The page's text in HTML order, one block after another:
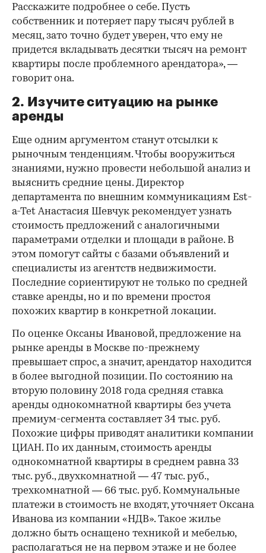
Расскажите подробнее о себе. Пусть
собственник и потеряет пару тысяч рублей в
месяц, зато точно будет уверен, что ему не
придется вкладывать десятки тысяч на ремонт
квартиры после проблемного арендатора», —
говорит она.
2. Изучите ситуацию на рынке
аренды
Еще одним аргументом станут отсылки к
рыночным тенденциям. Чтобы вооружиться
знаниями, нужно провести небольшой анализ и
выяснить средние цены. Директор
департамента по внешним коммуникациям Est-
a-Tet Анастасия Шевчук рекомендует узнать
стоимость предложений с аналогичными
параметрами отделки и площади в районе. В
этом помогут сайты с базами объявлений и
специалисты из агентств недвижимости.
Последние сориентируют не только по средней
ставке аренды, но и по времени простоя
похожих квартир в конкретной локации.
По оценке Оксаны Ивановой, предложение на
рынке аренды в Москве по-прежнему
превышает спрос, а значит, арендатор находится
в более выгодной позиции. По состоянию на
вторую половину 2018 года средняя ставка
аренды однокомнатной квартиры без учета
премиум-сегмента составляет 34 тыс. руб.
Похожие цифры приводят аналитики компании
ЦИАН. По их данным, стоимость аренды
однокомнатной квартиры в среднем равна 33
тыс. руб., двухкомнатной — 47 тыс. руб.,
трехкомнатной — 66 тыс. руб. Коммунальные
платежи в стоимость не входят, уточняет Оксана
Иванова из компании «НДВ». Такое жилье
должно быть оснащено техникой и мебелью,
располагаться не на первом этаже и не более